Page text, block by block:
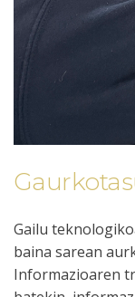
Gailu
baina sarean
Informazioaren